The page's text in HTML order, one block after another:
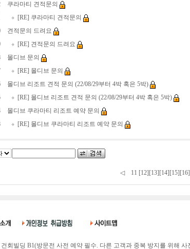
쿠라마티 견적문의
[RE] 쿠라마티 견적문의
견적문의 드려요
[RE] 견적문의 드려요
몰디브 문의
[RE] 몰디브 문의
몰디브 리조트 견적 문의 (22/08/29부터 4박 혹은 5박)
[RE] 몰디브 리조트 견적 문의 (22/08/29부터 4박 혹은 5박)
몰디브 쿠라마티 리조트 예약 문의
[RE] 몰디브 쿠라마티 리조트 예약 문의
◁11 [12] [13] [14] [15] [16]
회빌딩 B1(방문전 사전 예약 필수. 다른 고객과 중복 방지를 위해